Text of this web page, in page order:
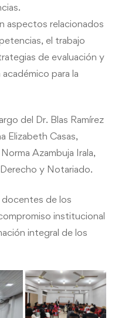
aspectos relacionados
el trabajo
de evaluación y
para la
del Dr. Blas Ramírez
Elizabeth Casas,
Azambuja Irala,
y Notariado.
de los
institucional
integral de los